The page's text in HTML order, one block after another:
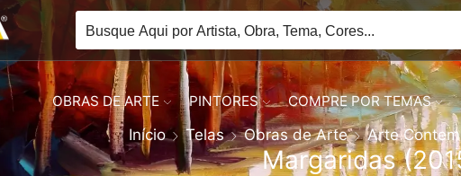
OBRAS DE ARTE PINTORES COMPRE POR TEMAS
Início Telas Obras de Arte Arte
Margaridas